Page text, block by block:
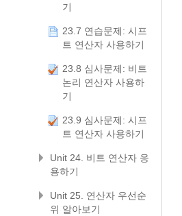
기
23.7 연습문제: 시프
트 연산자 사용하기
23.8 심사문제: 비트
논리 연산자 사용하
기
23.9 심사문제: 시프
트 연산자 사용하기
Unit 24. 비트 연산자 응
용하기
Unit 25. 연산자 우선순
위 알아보기